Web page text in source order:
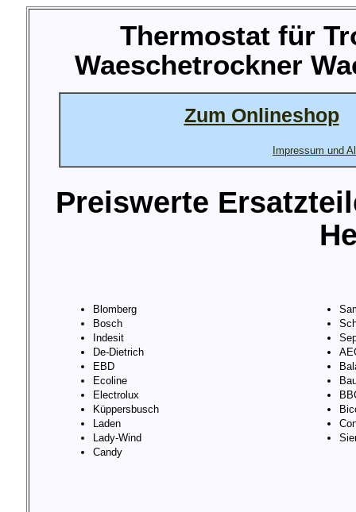
Thermostat für
Waeschetrockner
Zum Onlineshop
Impressum und
Preiswerte
Blomberg
Bosch
Indesit
De-Dietrich
EBD
Ecoline
Electrolux
Küppersbusch
Laden
Lady-Wind
Candy